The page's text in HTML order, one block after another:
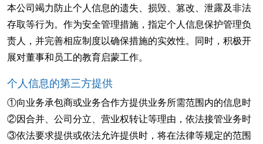
本公司竭力防止个人信息的遗失、损毁、篡改、泄露及非法
存取等行为。作为安全管理措施，指定个人信息保护管理负
责人，并完善相应制度以确保措施的实效性。同时，积极开
展对董事和员工的教育启蒙工作。
个人信息的第三方提供
①向业务承包商或业务合作方提供业务所需范围内的信息时
②因合并、公司分立、营业权转让等理由，依法接管业务时
③依法要求提供或依法允许提供时，将在法律等规定的范围